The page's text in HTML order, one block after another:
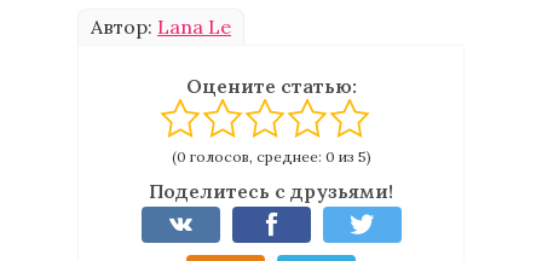
Автор: Lana Le
Оцените статью:
(0 голосов, среднее: 0 из 5)
Поделитесь с друзьями!